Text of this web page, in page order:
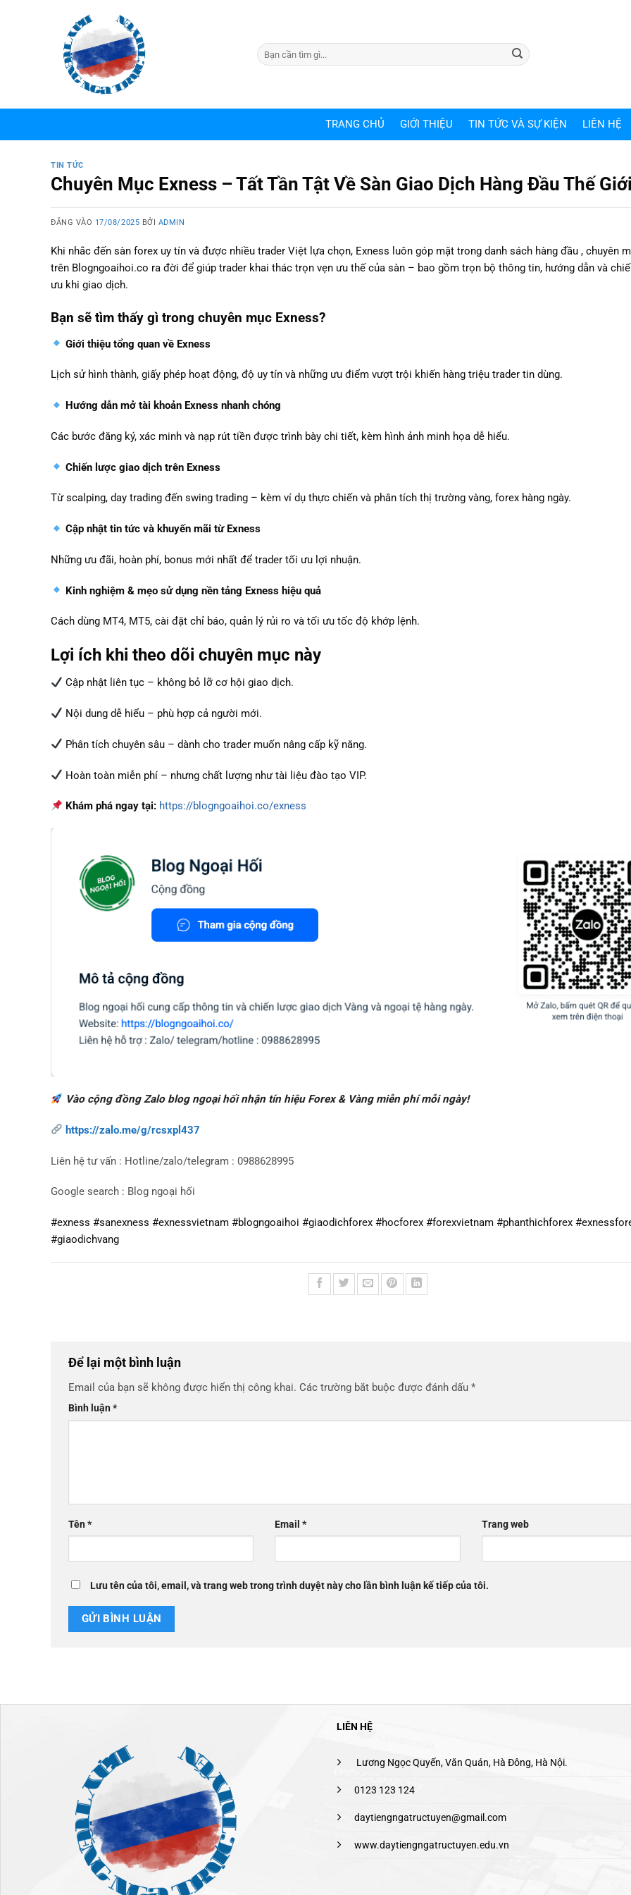
TRANG CHỦ GIỚI THIỆU TIN TỨC VÀ SỰ KIỆN LIÊN HỆ
TIN TỨC
Chuyên Mục Exness – Tất Tần Tật Về Sàn Giao Dịch Hàng Đầu Thế
ĐĂNG VÀO 17/08/2025 BỞI ADMIN
Khi nhắc đến sàn forex uy tín và được nhiều trader Việt lựa chọn, Exness luôn góp mặt trong danh sách hàng đầu , chuyên
trên Blogngoaihoi.co ra đời để giúp trader khai thác trọn vẹn ưu thế của sàn – bao gồm trọn bộ thông tin, hướng dẫn và
ưu khi giao dịch.
Bạn sẽ tìm thấy gì trong chuyên mục Exness?
Giới thiệu tổng quan về Exness
Lịch sử hình thành, giấy phép hoạt động, độ uy tín và những ưu điểm vượt trội khiến hàng triệu trader tin dùng.
Hướng dẫn mở tài khoản Exness nhanh chóng
Các bước đăng ký, xác minh và nạp rút tiền được trình bày chi tiết, kèm hình ảnh minh họa dễ hiểu.
Chiến lược giao dịch trên Exness
Từ scalping, day trading đến swing trading – kèm ví dụ thực chiến và phân tích thị trường vàng, forex hàng ngày.
Cập nhật tin tức và khuyến mãi từ Exness
Những ưu đãi, hoàn phí, bonus mới nhất để trader tối ưu lợi nhuận.
Kinh nghiệm & mẹo sử dụng nền tảng Exness hiệu quả
Cách dùng MT4, MT5, cài đặt chỉ báo, quản lý rủi ro và tối ưu tốc độ khớp lệnh.
Lợi ích khi theo dõi chuyên mục này
Cập nhật liên tục – không bỏ lỡ cơ hội giao dịch.
Nội dung dễ hiểu – phù hợp cả người mới.
Phân tích chuyên sâu – dành cho trader muốn nâng cấp kỹ năng.
Hoàn toàn miễn phí – nhưng chất lượng như tài liệu đào tạo VIP.
Khám phá ngay tại: https://blogngoaihoi.co/exness
Vào cộng đồng Zalo blog ngoại hối nhận tín hiệu Forex & Vàng miễn phí mỗi ngày!
https://zalo.me/g/rcsxpl437
Liên hệ tư vấn : Hotline/zalo/telegram : 0988628995
Google search : Blog ngoại hối
#exness #sanexness #exnessvietnam #blogngoaihoi #giaodichforex #hocforex #forexvietnam #phanthichforex
#giaodichvang
Để lại một bình luận
Email của bạn sẽ không được hiển thị công khai. Các trường bắt buộc được đánh dấu *
Bình luận*
Tên* Email* Trang web
Lưu tên của tôi, email, và trang web trong trình duyệt này cho lần bình luận kế tiếp của tôi.
LIÊN HỆ
Lương Ngọc Quyến, Văn Quán, Hà Đông, Hà Nội.
0123 123 124
daytiengngatructuyen@gmail.com
www.daytiengngatructuyen.edu.vn